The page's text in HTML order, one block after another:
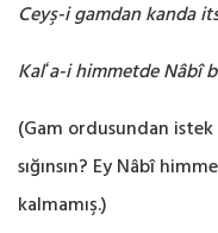
Ceyş-i gamdan kanda
Kalʻa-i himmetde Nâbî
(Gam ordusundan
sığınsın? Ey Nâbî
kalmamış.‎)